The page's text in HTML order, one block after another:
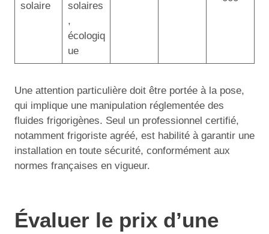
solaire
solaires
,
écologiq
ue
Une attention particulière doit être portée à la pose,
qui implique une manipulation réglementée des
fluides frigorigènes. Seul un professionnel certifié,
notamment frigoriste agréé, est habilité à garantir une
installation en toute sécurité, conformément aux
normes françaises en vigueur.
Évaluer le prix d’une